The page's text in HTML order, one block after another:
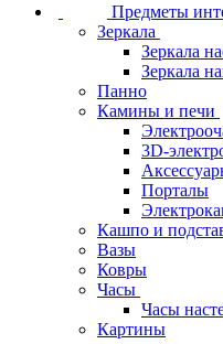
Предметы
Зеркала
Зеркала
Зеркала
Панно
Камины и печи
3D-
Порталы
Кашпо и
Вазы
Ковры
Часы
Часы
Картины